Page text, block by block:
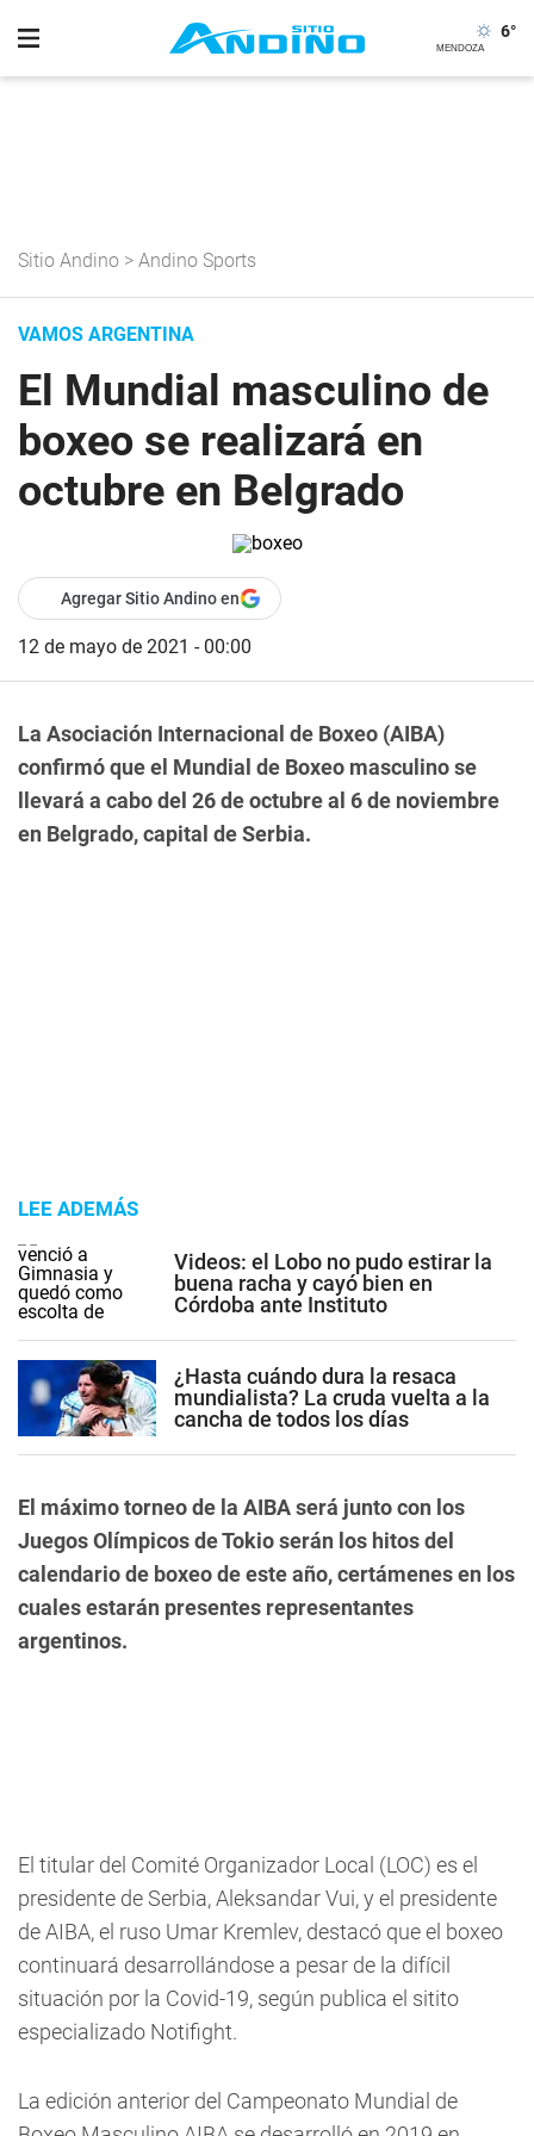
6°
Sitio Andino > Andino Sports
VAMOS ARGENTINA
El Mundial masculino de
boxeo se realizará en
octubre en Belgrado
Agregar Sitio Andino en
12 de mayo de 2021 - 00:00
La Asociación Internacional de Boxeo (AIBA)
confirmó que el Mundial de Boxeo masculino se
llevará a cabo del 26 de octubre al 6 de noviembre
en Belgrado, capital de Serbia.
LEE ADEMÁS
Videos: el Lobo no pudo estirar la
buena racha y cayó bien en
Córdoba ante Instituto
¿Hasta cuándo dura la resaca
mundialista? La cruda vuelta a la
cancha de todos los días
El máximo torneo de la AIBA será junto con los
Juegos Olímpicos de Tokio serán los hitos del
calendario de boxeo de este año, certámenes en los
cuales estarán presentes representantes
argentinos.
El titular del Comité Organizador Local (LOC) es el
presidente de Serbia, Aleksandar Vui, y el presidente
de AIBA, el ruso Umar Kremlev, destacó que el boxeo
continuará desarrollándose a pesar de la difícil
situación por la Covid-19, según publica el sitito
especializado Notifight.
La edición anterior del Campeonato Mundial de